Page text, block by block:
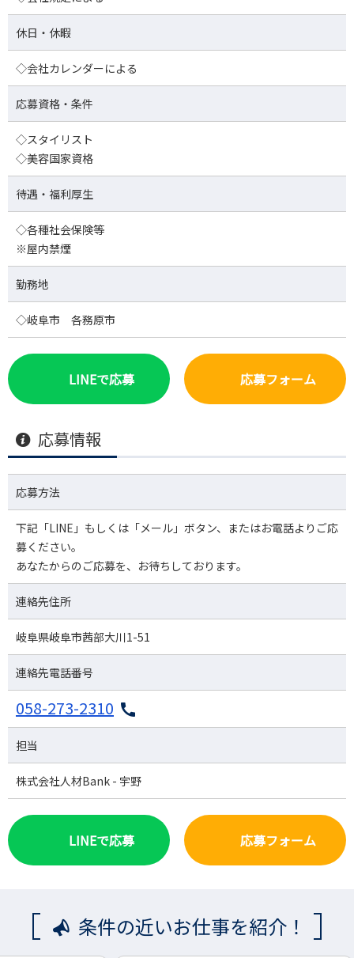
休日・休暇
◇会社カレンダーによる
応募資格・条件
◇スタイリスト
◇美容国家資格
待遇・福利厚生
◇各種社会保険等
※屋内禁煙
勤務地
◇岐阜市 各務原市
LINEで応募 応募フォーム
応募情報
応募方法
下記「LINE」もしくは「メール」ボタン、またはお電話よりご応
募ください。
あなたからのご応募を、お待ちしております。
連絡先住所
岐阜県岐阜市茜部大川1-51
連絡先電話番号
058-273-2310
担当
株式会社人材Bank - 宇野
LINEで応募 応募フォーム
条件の近いお仕事を紹介！